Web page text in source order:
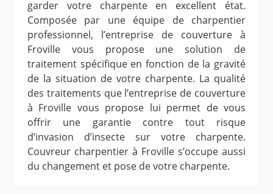
garder votre charpente en excellent état.
Composée par une équipe de charpentier
professionnel, l’entreprise de couverture à
Froville vous propose une solution de
traitement spécifique en fonction de la gravité
de la situation de votre charpente. La qualité
des traitements que l’entreprise de couverture
à Froville vous propose lui permet de vous
offrir une garantie contre tout risque
d’invasion d’insecte sur votre charpente.
Couvreur charpentier à Froville s’occupe aussi
du changement et pose de votre charpente.